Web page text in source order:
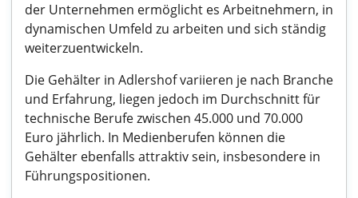
der Unternehmen ermöglicht es Arbeitnehmern, in
dynamischen Umfeld zu arbeiten und sich ständig
weiterzuentwickeln.
Die Gehälter in Adlershof variieren je nach Branche
und Erfahrung, liegen jedoch im Durchschnitt für
technische Berufe zwischen 45.000 und 70.000
Euro jährlich. In Medienberufen können die
Gehälter ebenfalls attraktiv sein, insbesondere in
Führungspositionen.